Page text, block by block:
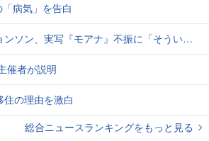
病気」を告白
、実写『モアナ』不振に「そういうこともある」と本音
催者が説明
の理由を激白
総合ニュースランキングをもっと見る